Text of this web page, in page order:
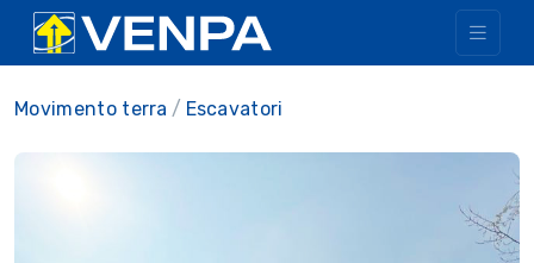
Movimento terra Escavatori